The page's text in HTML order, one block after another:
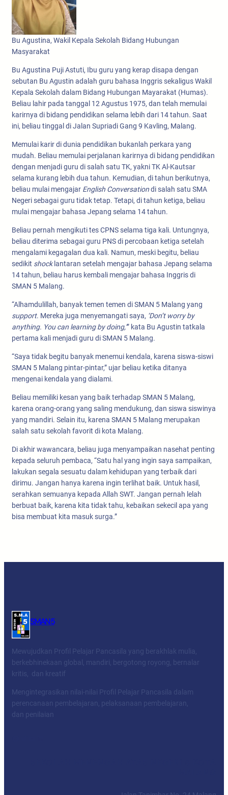
Bu Agustina, Wakil Kepala Sekolah Bidang Hubungan
Masyarakat
Bu Agustina Puji Astuti, Ibu guru yang kerap disapa dengan
sebutan Bu Agustin adalah guru bahasa Inggris sekaligus Wakil
Kepala Sekolah dalam Bidang Hubungan Mayarakat (Humas).
Beliau lahir pada tanggal 12 Agustus 1975, dan telah memulai
karirnya di bidang pendidikan selama lebih dari 14 tahun. Saat
ini, beliau tinggal di Jalan Supriadi Gang 9 Kavling, Malang.
Memulai karir di dunia pendidikan bukanlah perkara yang
mudah. Beliau memulai perjalanan karirnya di bidang pendidikan
dengan menjadi guru di salah satu TK, yakni TK Al-Kautsar
selama kurang lebih dua tahun. Kemudian, di tahun berikutnya,
beliau mulai mengajar English Conversationdi salah satu SMA
Negeri sebagai guru tidak tetap. Tetapi, di tahun ketiga, beliau
mulai mengajar bahasa Jepang selama 14 tahun.
Beliau pernah mengikuti tes CPNS selama tiga kali. Untungnya,
beliau diterima sebagai guru PNS di percobaan ketiga setelah
mengalami kegagalan dua kali. Namun, meski begitu, beliau
sedikit shocklantaran setelah mengajar bahasa Jepang selama
14 tahun, beliau harus kembali mengajar bahasa Inggris di
SMAN 5 Malang.
“Alhamdulillah, banyak temen temen di SMAN 5 Malang yang
support. Mereka juga menyemangati saya, ‘Don’t worry by
anything. You can learning by doing,’” kata Bu Agustin tatkala
pertama kali menjadi guru di SMAN 5 Malang.
“Saya tidak begitu banyak menemui kendala, karena siswa-siswi
SMAN 5 Malang pintar-pintar,” ujar beliau ketika ditanya
mengenai kendala yang dialami.
Beliau memiliki kesan yang baik terhadap SMAN 5 Malang,
karena orang-orang yang saling mendukung, dan siswa siswinya
yang mandiri. Selain itu, karena SMAN 5 Malang merupakan
salah satu sekolah favorit di kota Malang.
Di akhir wawancara, beliau juga menyampaikan nasehat penting
kepada seluruh pembaca, “Satu hal yang ingin saya sampaikan,
lakukan segala sesuatu dalam kehidupan yang terbaik dari
dirimu. Jangan hanya karena ingin terlihat baik. Untuk hasil,
serahkan semuanya kepada Allah SWT. Jangan pernah lelah
berbuat baik, karena kita tidak tahu, kebaikan sekecil apa yang
bisa membuat kita masuk surga.”
SMAN 5
Mewujudkan Profil Pelajar Pancasila yang berakhlak mulia,
berkebhinekaan global, mandiri, bergotong royong, bernalar
kritis, dan kreatif
Mengintegrasikan nilai-nilai Profil Pelajar Pancasila dalam
perencanaan pembelajaran, pelaksanaan pembelajaran,
dan penilaian